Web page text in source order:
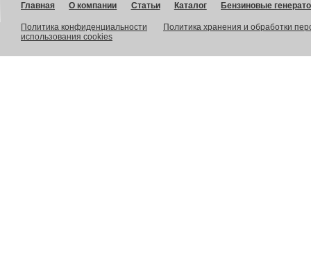
Главная О компании Статьи Каталог Бензиновые
Политика конфиденциальности
Политика хранения и обработки
использования cookies